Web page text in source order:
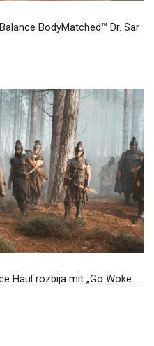
BodyMatched™ Dr. Sar
Haul rozbija mit „Go Woke ...